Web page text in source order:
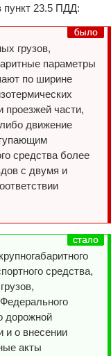
пункт 23.5 ПДД:
грузов,
параметры
по ширине
проезжей части,
движение
средства более
с двумя и
средства,
дорожной
и о внесении
акты